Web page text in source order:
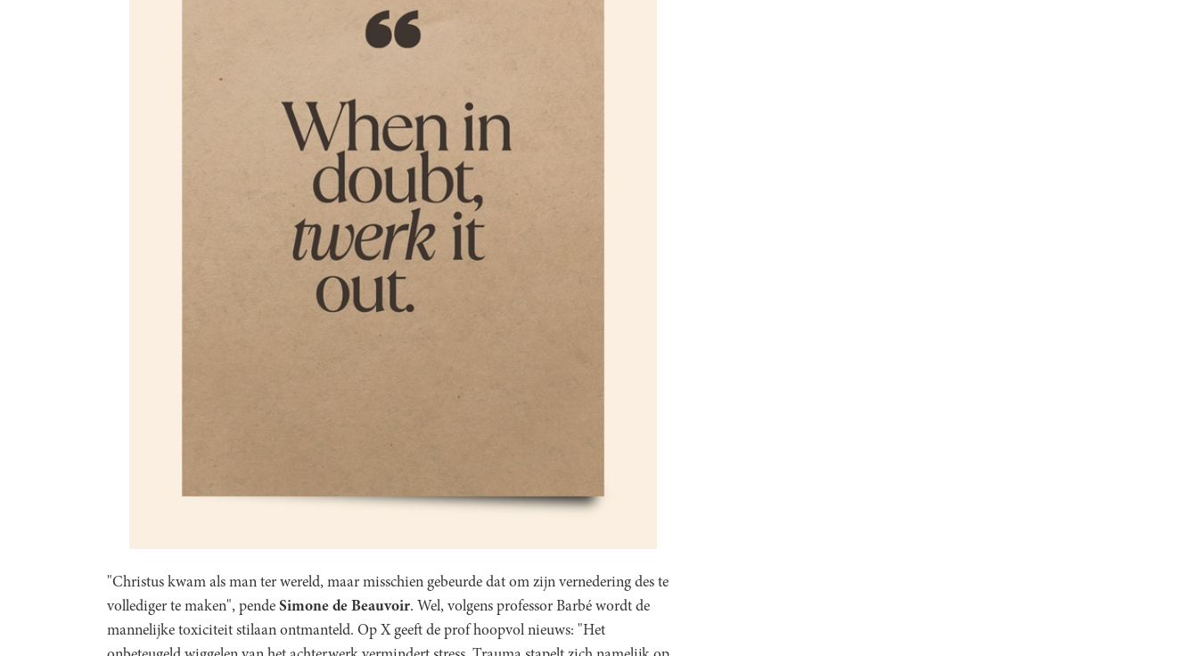
"Christus kwam als man ter wereld, maar misschien gebeurde dat om zijn vernedering des te
vollediger te maken", pende Simone de Beauvoir. Wel, volgens professor Barbé wordt de
mannelijke toxiciteit stilaan ontmanteld. Op X geeft de prof hoopvol nieuws: "Het